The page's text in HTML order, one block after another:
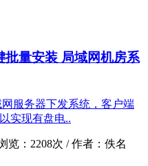
批量安装 局域网机房系
服务器下发系统，客户端
实现有盘电..
览： 2208次 /作者： 佚名